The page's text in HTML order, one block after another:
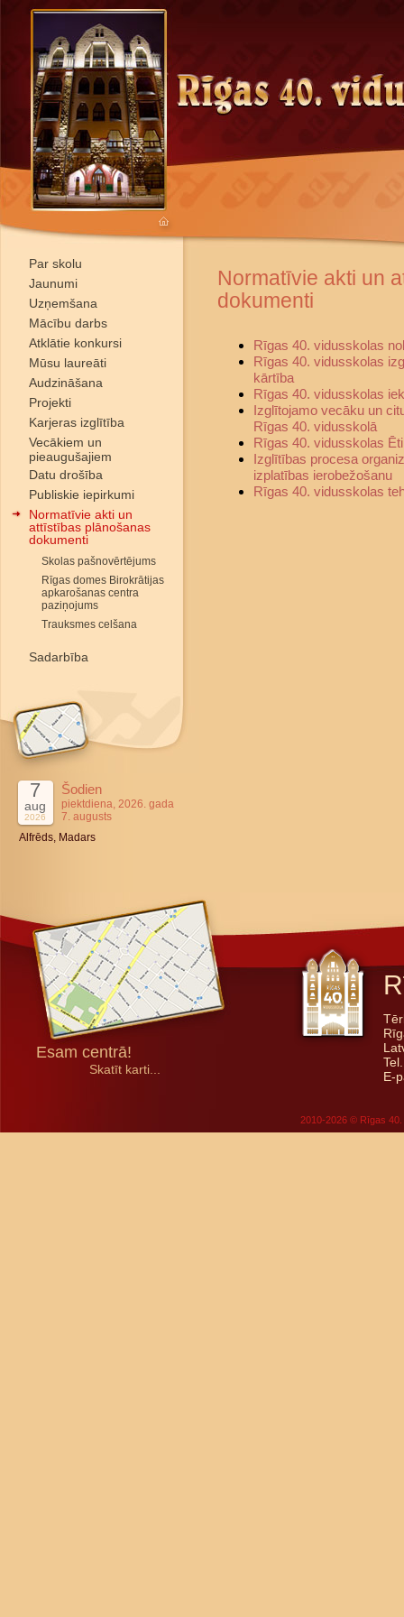
Par skolu
Jaunumi
Uzņemšana
Mācību darbs
Atklātie konkursi
Mūsu laureāti
Audzināšana
Projekti
Karjeras izglītība
Vecākiem un
pieaugušajiem
Datu drošība
Publiskie iepirkumi
Normatīvie akti un
attīstības plānošanas
dokumenti
Skolas pašnovērtējums
Rīgas domes Birokrātijas
apkarošanas centra
paziņojums
Trauksmes celšana
Sadarbība
7
aug
2026
Šodien
piektdiena, 2026. gada
7. augusts
Alfrēds, Madars
Normatīvie akti un
dokumenti
Rīgas 40. vidusskolas
Rīgas 40. vidusskolas
kārtība
Rīgas 40. vidusskolas
Izglītojamo vecāku un
Rīgas 40. vidusskolā
Rīgas 40. vidusskolas
Izglītības procesa
izplatības ierobežošanu
Rīgas 40. vidusskolas
Esam centrā!
Skatīt karti...
E-
2010-2026 © Rīgas